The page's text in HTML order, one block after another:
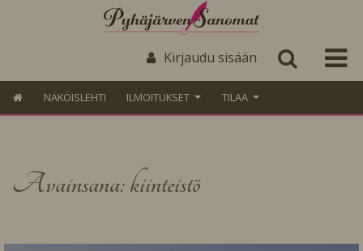
Kirjaudu sisään
NÄKÖISLEHTI ILMOITUKSET TILAA
Avainsana: kiinteistö